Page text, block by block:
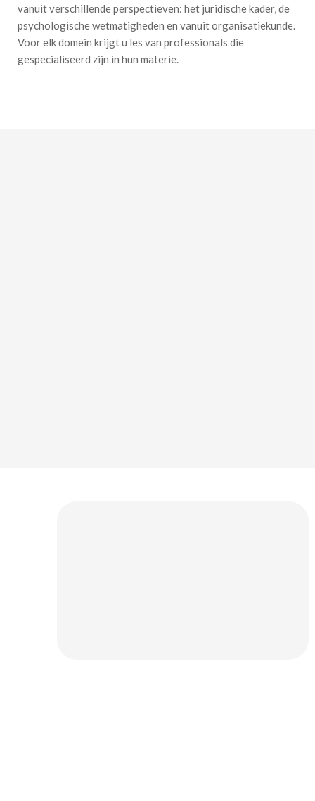
vanuit verschillende perspectieven: het juridische kader, de
psychologische wetmatigheden en vanuit organisatiekunde.
Voor elk domein krijgt u les van professionals die
gespecialiseerd zijn in hun materie.